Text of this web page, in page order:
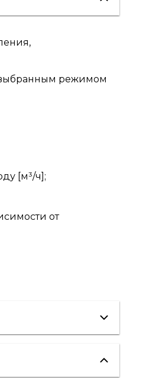
выбранным режимом
[м³/ч];
от
вентиляция